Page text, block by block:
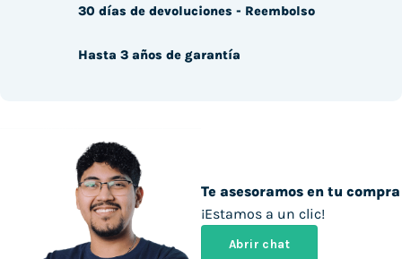
Te asesoramos en tu compra
¡Estamos a un clic!
Abrir chat
30 días de devoluciones - Reembolso
Hasta 3 años de garantía